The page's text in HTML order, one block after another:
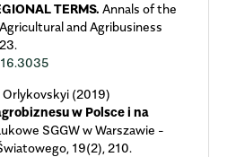
TERMS. Annals of the
and Agribusiness
23.
(2019)
w Polsce i na
SGGW w Warszawie -
19(2),210.